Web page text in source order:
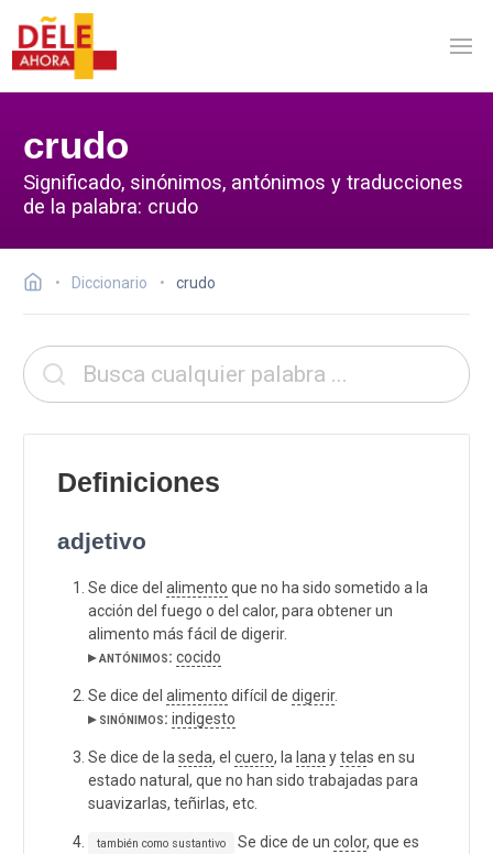
crudo
Significado, sinónimos, antónimos y traducciones
de la palabra: crudo
Diccionario crudo
Definiciones
adjetivo
Se dice del alimento que no ha sido sometido a la
acción del fuego o del calor, para obtener un
alimento más fácil de digerir.
▸ antónimos: cocido
Se dice del alimento difícil de digerir.
▸ sinónimos: indigesto
Se dice de la seda, el cuero, la lana ytelas en su
estado natural, que no han sido trabajadas para
suavizarlas, teñirlas, etc.
también como sustantivo Se dice de un color, que es